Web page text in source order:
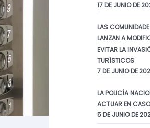
7 DE FEBRERO DE 2024
El Supremo
avala el
de vecinos a
turísticos
17 DE JUNIO DE
LAS
LANZAN A
EVITAR LA
TURÍSTICOS
7 DE JUNIO DE
LA POLICÍA
ACTUAR EN
5 DE JUNIO DE